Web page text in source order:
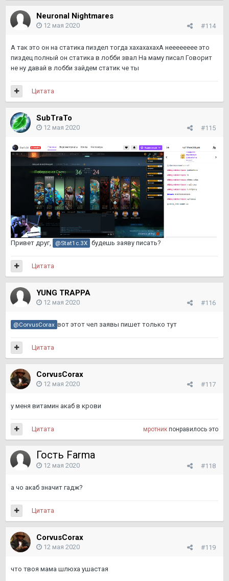
Neuronal Nightmares
#114
12 мая 2020
А так это он на статика пиздел тогда хахахахахА нееееееее это
пиздец полный он статика в лобби звал На маму писал Говорит
не ну давай в лобби зайдем статик че ты
Цитата
SubTraTo
#115
12 мая 2020
Привет друг, @Stat1c.3X будешь заяву писать?
Цитата
YUNG TRAPPA
#116
12 мая 2020
@CorvusCorax вот этот чел заявы пишет только тут
Цитата
CorvusCorax
#117
12 мая 2020
у меня витамин акаб в крови
мротник понравилось это
Цитата
Гость Farma
#118
12 мая 2020
а чо акаб значит гадж?
Цитата
CorvusCorax
#119
12 мая 2020
что твоя мама шлюха ушастая